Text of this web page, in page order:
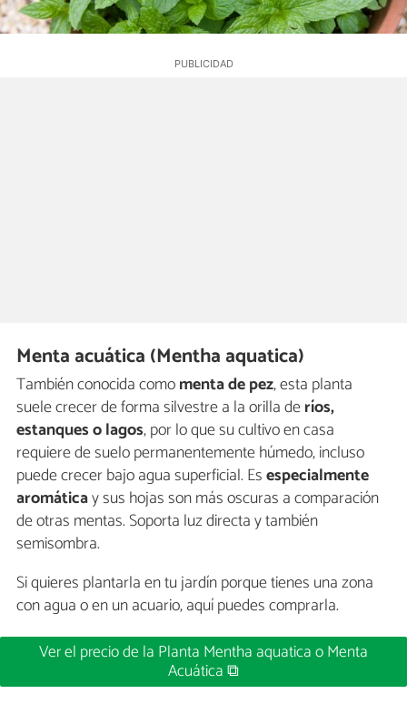
Menta acuática (Mentha aquatica)
También conocida comomenta de pez, esta planta
suele crecer de forma silvestre a la orilla deríos,
estanques o lagos, por lo que su cultivo en casa
requiere de suelo permanentemente húmedo, incluso
puede crecer bajo agua superficial. Esespecialmente
aromáticay sus hojas son más oscuras a comparación
de otras mentas. Soporta luz directa y también
semisombra.
Si quieres plantarla en tu jardín porque tienes una zona
con agua o en un acuario, aquí puedes comprarla.
Ver el precio de la Planta Mentha aquatica o Menta
Acuática ⧉